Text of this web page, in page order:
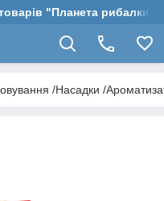
"Планета рибалки"
/Насадки /